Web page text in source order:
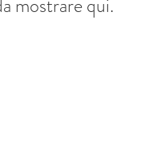
mostrare qui.